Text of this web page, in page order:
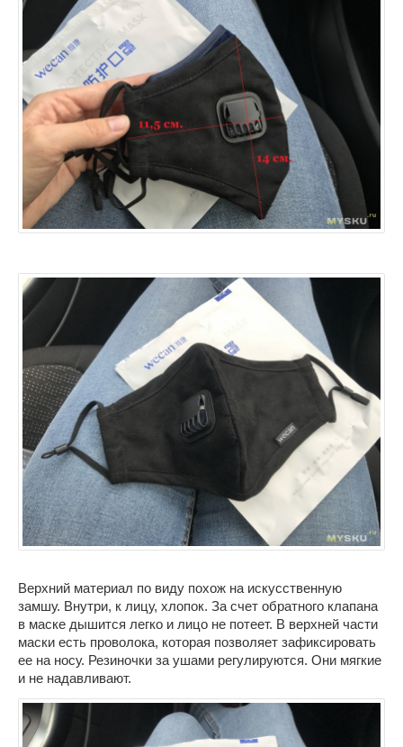
Верхний материал по виду похож на искусственную
замшу. Внутри, к лицу, хлопок. За счет обратного клапана
в маске дышится легко и лицо не потеет. В верхней части
маски есть проволока, которая позволяет зафиксировать
ее на носу. Резиночки за ушами регулируются. Они мягкие
и не надавливают.